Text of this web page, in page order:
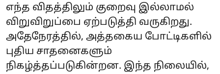
எந்த விதத்திலும் குறைவு இல்லாமல்
விறுவிறுப்பை ஏற்படுத்தி வருகிறது.
அதேநேரத்தில், அத்தகைய போட்டிகளில்
புதிய சாதனைகளும்
நிகழ்த்தப்படுகின்றன. இந்த நிலையில்,